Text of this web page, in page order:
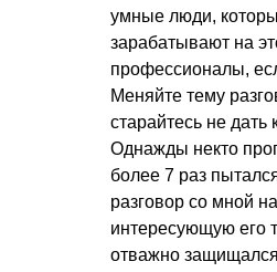
умные люди,
зарабатывают на
профессионалы,
Меняйте тему
старайтесь не дать
Однажды некто
более 7 раз
разговор со мной на
интересующую его
отважно